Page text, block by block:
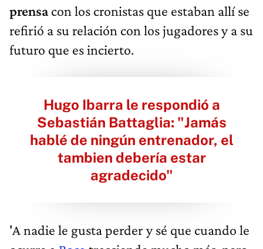
prensacon los cronistas que estaban allí se
refirió a su relación con los jugadores y a su
futuro que es incierto.
Hugo Ibarra le respondió a
Sebastián Battaglia: "Jamás
hablé de ningún entrenador, el
tambien debería estar
agradecido"
'A nadie le gusta perder y sé que cuando le